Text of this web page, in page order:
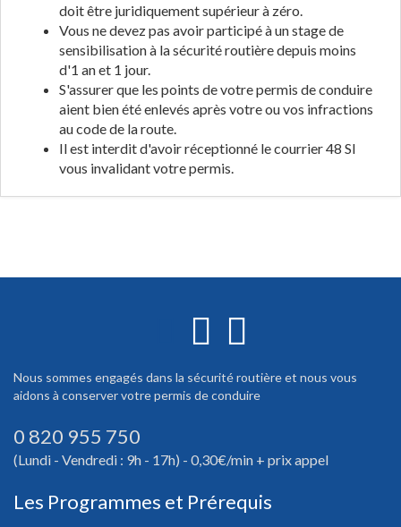
doit être juridiquement supérieur à zéro.
Vous ne devez pas avoir participé à un stage de
sensibilisation à la sécurité routière depuis moins
d'1 an et 1 jour.
S'assurer que les points de votre permis de conduire
aient bien été enlevés après votre ou vos infractions
au code de la route.
Il est interdit d'avoir réceptionné le courrier 48 SI
vous invalidant votre permis.
Nous sommes engagés dans la sécurité routière et nous vous
aidons à conserver votre permis de conduire
0 820 955 750
(Lundi - Vendredi : 9h - 17h) - 0,30€/min + prix appel
Les Programmes et Prérequis